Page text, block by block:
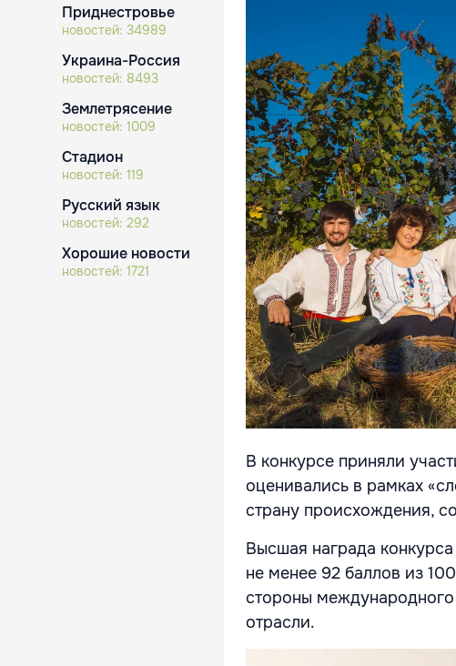
Приднестровье
новостей: 34989
Украина-Россия
новостей: 8493
Землетрясение
новостей: 1009
Стадион
новостей: 119
Русский язык
новостей: 292
Хорошие новости
новостей: 1721
В конкурсе приняли
оценивались в рамках
страну происхождения,
Высшая награда
не менее 92 баллов из
стороны
отрасли.